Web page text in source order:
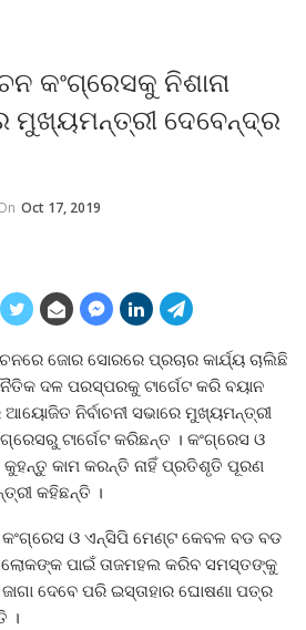
କଂଗ୍ରେସକୁ ନିଶାନା
ମୁଖ୍ୟମନ୍ତ୍ରୀ ଦେବେନ୍ଦ୍ର
Oct 17, 2019
ଜୋର ସୋରରେ ପ୍ରଚାର କାର୍ଯ୍ୟ ଚାଲିଛି
ଦଳ ପରସ୍ପରକୁ ଟାର୍ଗେଟ କରି ବୟାନ
ନିର୍ବାଚନୀ ସଭାରେ ମୁଖ୍ୟମନ୍ତ୍ରୀ
ଟାର୍ଗେଟ କରିଛନ୍ତ । କଂଗ୍ରେସ ଓ
କାମ କରନ୍ତି ନାହିଁ ପ୍ରତିଶୃତି ପୂରଣ
କହିଛନ୍ତି ।
କଂଗ୍ରେସ ଓ ଏନ୍‌ସିପି ମେଣ୍ଟ କେବଳ ବଡ ବଡ
ପାଇଁ ତାଜମହଲ କରିବ ସମସ୍ତଙ୍କୁ
ଦେବେ ପରି ଇସ୍ତାହାର ଘୋଷଣା ପତ୍ର
।